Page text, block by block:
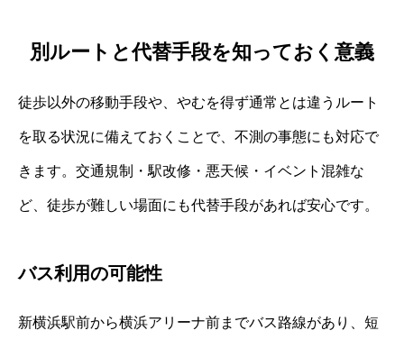
別ルートと代替手段を知っておく意義
徒歩以外の移動手段や、やむを得ず通常とは違うルート
を取る状況に備えておくことで、不測の事態にも対応で
きます。交通規制・駅改修・悪天候・イベント混雑な
ど、徒歩が難しい場面にも代替手段があれば安心です。
バス利用の可能性
新横浜駅前から横浜アリーナ前までバス路線があり、短